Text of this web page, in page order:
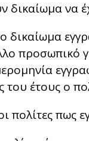
δικαίωμα να
δικαίωμα
προσωπικό
του έτους ο
πολίτες πως